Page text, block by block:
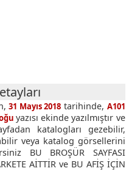
31 Mayıs 2018 tarihinde, A101
yazısı ekinde yazılmıştır ve
katalogları gezebilir,
veya katalog görsellerini
BU BROŞÜR SAYFASI
AİTTİR ve BU AFİŞ İÇİN